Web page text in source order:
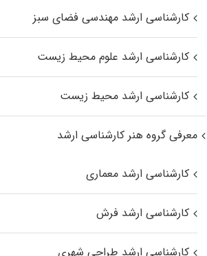
کارشناسی ارشد مهندسی فضای سبز
کارشناسی ارشد علوم محیط‌ زیست
کارشناسی ارشد محیط زیست
معرفی گروه هنر کارشناسی ارشد
کارشناسی ارشد معماری
کارشناسی ارشد فرش
کارشناسی ارشد طراحی شهری